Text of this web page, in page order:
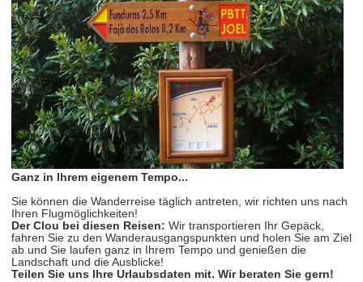
Ganz in Ihrem eigenem Tempo...
Sie können die Wanderreise täglich antreten, wir richten uns nach
Ihren Flugmöglichkeiten!
Der Clou bei diesen Reisen: Wir transportieren Ihr Gepäck,
fahren Sie zu den Wanderausgangspunkten und holen Sie am Ziel
ab und Sie laufen ganz in Ihrem Tempo und genießen die
Landschaft und die Ausblicke!
Teilen Sie uns Ihre Urlaubsdaten mit. Wir beraten Sie gern!